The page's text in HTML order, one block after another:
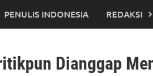
PENULIS INDONESIA REDAKSI
Dianggap